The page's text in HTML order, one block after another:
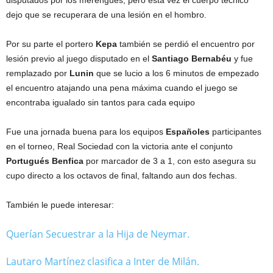
a
o
dejo que se recuperara de una lesión en el hombro.
Por su parte el portero Kepa también se perdió el encuentro por
lesión previo al juego disputado en el Santiago Bernabéu y fue
remplazado por Lunin que se lucio a los 6 minutos de empezado
el encuentro atajando una pena máxima cuando el juego se
encontraba igualado sin tantos para cada equipo
Fue una jornada buena para los equipos Españoles participantes
en el torneo, Real Sociedad con la victoria ante el conjunto
Portugués Benfica por marcador de 3 a 1, con esto asegura su
cupo directo a los octavos de final, faltando aun dos fechas.
También le puede interesar:
Querían Secuestrar a la Hija de Neymar.
Lautaro Martínez clasifica a Inter de Milán.